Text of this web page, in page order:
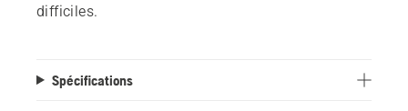
difficiles.
Spécifications